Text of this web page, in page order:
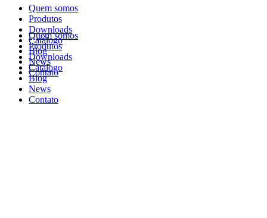
Quem somos
Produtos
Downloads
Catálogo
Blog
News
Contato
Quem somos
Produtos
Downloads
Catálogo
Blog
News
Contato